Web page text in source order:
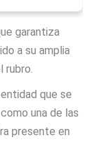
garantiza
a su amplia
rubro.
que se
una de las
presente en